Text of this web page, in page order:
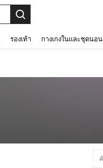
รองเท้า กางเกงในและชุดนอน